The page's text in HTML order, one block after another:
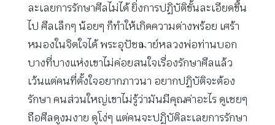
ละเลยการรักษาศีลไม่ได้ ยิ่งการปฏิบัติขั้นละเอียดขึ้น
ไป ศีลเล็กๆ น้อยๆ ก็ทำให้เกิดความด่างพร้อย เศร้า
หมองในจิตใจได้ พระอุปัชฌาย์หลวงพ่อท่านบอก
บางที่บางแห่งเขาไม่ค่อยสนใจเรื่องรักษาศีลแล้ว
เว้นแต่คนที่ตั้งใจอยากภาวนา อยากปฏิบัติจะต้อง
รักษา คนส่วนใหญ่เขาไม่รู้ว่ามันมีคุณค่าอะไร ดูเชยๆ
ถือศีลดูงมงาย ดูโง่ๆ แต่คนจะปฏิบัติละเลยการรักษา